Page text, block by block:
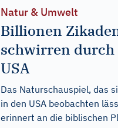
Natur & Umwelt
Billionen
schwirren durch
USA
Das Naturschauspiel, das
in den USA beobachten
erinnert an die biblischen